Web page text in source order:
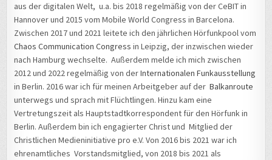
aus der digitalen Welt, u.a. bis 2018 regelmäßig von der CeBIT in
Hannover und 2015 vom Mobile World Congress in Barcelona.
Zwischen 2017 und 2021 leitete ich den jährlichen Hörfunkpool vom
Chaos Communication Congress in Leipzig, der inzwischen wieder
nach Hamburg wechselte. Außerdem melde ich mich zwischen
2012 und 2022 regelmäßig von derInternationalen Funkausstellung
in Berlin. 2016 war ich für meinen Arbeitgeber auf derBalkanroute
unterwegs und sprach mit Flüchtlingen. Hinzu kam eine
Vertretungszeit als Hauptstadtkorrespondent für den Hörfunk in
Berlin. Außerdem bin ich engagierter Christ und Mitglied der
Christlichen Medieninitiative pro e.V. Von 2016 bis 2021 war ich
ehrenamtliches Vorstandsmitglied, von 2018 bis 2021 als